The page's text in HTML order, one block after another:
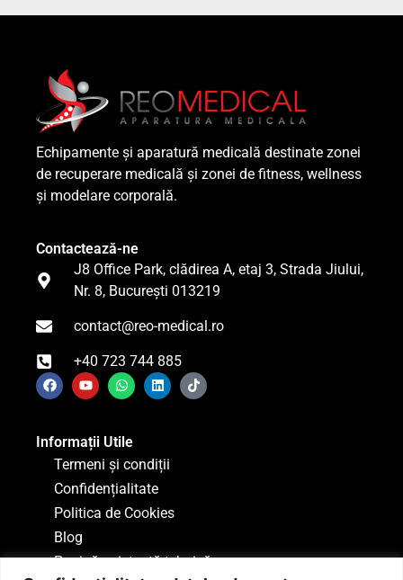
Echipamente și aparatură medicală destinate zonei
de recuperare medicală și zonei de fitness, wellness
și modelare corporală.
Contactează-ne
J8 Office Park, clădirea A, etaj 3, Strada Jiului,
Nr. 8, București 013219
contact@reo-medical.ro
+40 723 744 885
Informații Utile
Termeni și condiții
Confidențialitate
Politica de Cookies
Blog
Pagină asistență tehnică